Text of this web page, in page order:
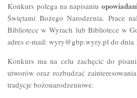
Konkurs polega na napisaniu
Świętami Bożego Narodzenia. Prace
Bibliotece w Wyrach lub Bibliotece w
adres e-mail: wyry@gbp.wyry.pl do dnia
Konkurs ma na celu zachęcić do
utworów oraz rozbudzać
tradycje bożonarodzeniowe.